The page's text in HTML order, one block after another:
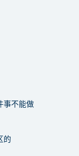
事不能做
的